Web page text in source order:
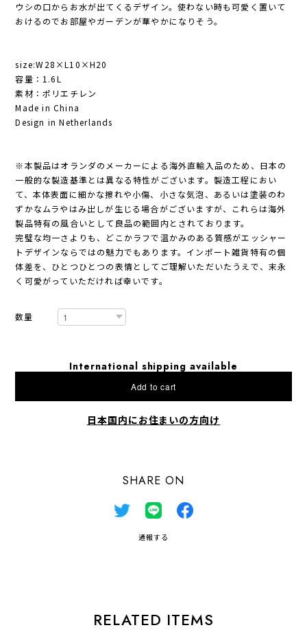
ウシの口からお水が出てくるデザイン。使わない時も可愛く置いて
おけるのでお部屋やガーデンが華やかになりそう。
size:W28×L10×H20
容量：1.6L
素材：ポリエチレン
Made in China
Design in Netherlands
※本製品はオランダのメーカーによる海外直輸入品のため、日本の
一般的な製造基準とは異なる特性がございます。製造工程におい
て、本体表面に細かな擦れや小傷、小さな気泡、あるいは塗装のわ
ずかなムラやはみ出しが生じる場合がございますが、これらは海外
製品特有の風合いとして良品の範囲内とされております。
完璧な均一さよりも、どこかラフで温かみのある質感がエッシャー
トデザインならではの魅力でもあります。インポート雑貨特有の個
体差を、ひとつひとつの表情としてご理解いただいたうえで、末永
く可愛がっていただければ幸いです。
数量
International shipping available
Add to cart
日本国内にお住まいの方向け
SHARE ON
通報する
RELATED ITEMS